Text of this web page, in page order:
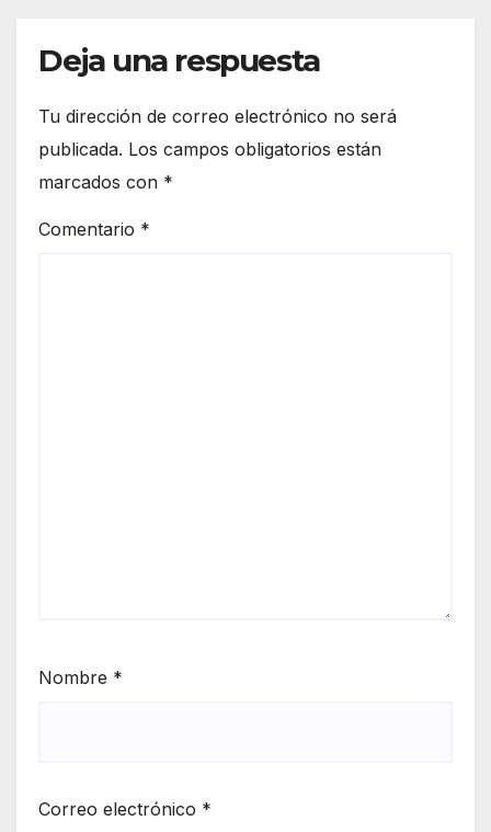
Deja una respuesta
Tu dirección de correo electrónico no será
publicada. Los campos obligatorios están
marcados con *
Comentario *
Nombre *
Correo electrónico *